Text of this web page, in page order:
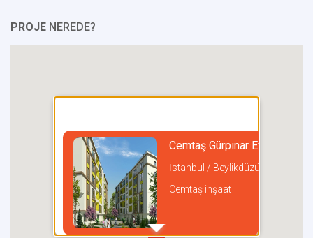
PROJE NEREDE?
Cemtaş Gürpınar Evleri
İstanbul / Beylikdüzü
Cemtaş inşaat